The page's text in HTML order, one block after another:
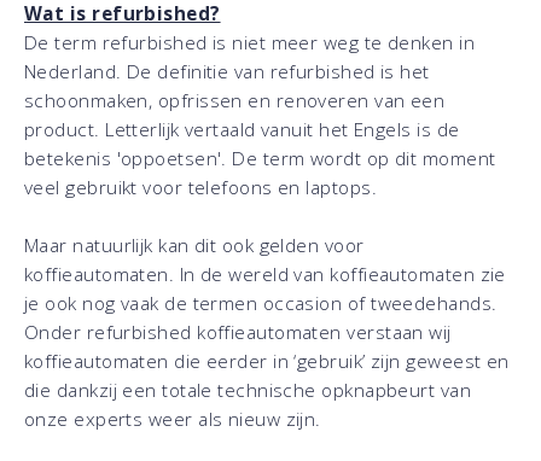
Wat is refurbished?
De term refurbished is niet meer weg te denken in
Nederland. De definitie van refurbished is het
schoonmaken, opfrissen en renoveren van een
product. Letterlijk vertaald vanuit het Engels is de
betekenis 'oppoetsen'. De term wordt op dit moment
veel gebruikt voor telefoons en laptops.
Maar natuurlijk kan dit ook gelden voor
koffieautomaten. In de wereld van koffieautomaten zie
je ook nog vaak de termen occasion of tweedehands.
Onder refurbished koffieautomaten verstaan wij
koffieautomaten die eerder in ‘gebruik’ zijn geweest en
die dankzij een totale technische opknapbeurt van
onze experts weer als nieuw zijn.